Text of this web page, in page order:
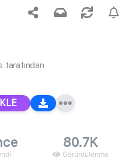
tarafından
80.7K
Görüntülenme